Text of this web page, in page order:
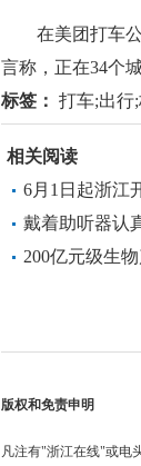
在美团打车公
言称，正在34个
标签： 打车;出行
相关阅读
6月1日起浙江
戴着助听器认
200亿元级生
版权和免责申明
凡注有"浙江在线"或电